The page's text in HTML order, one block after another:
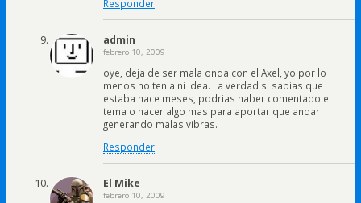
Responder
admin
febrero 10, 2009
oye, deja de ser mala onda con el Axel, yo por lo
menos no tenia ni idea. La verdad si sabias que
estaba hace meses, podrias haber comentado el
tema o hacer algo mas para aportar que andar
generando malas vibras.
Responder
El Mike
febrero 10, 2009